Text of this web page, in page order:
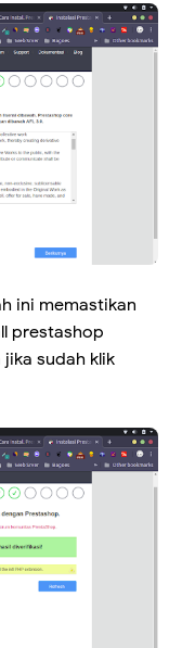
ini memastikan
prestashop
sudah klik